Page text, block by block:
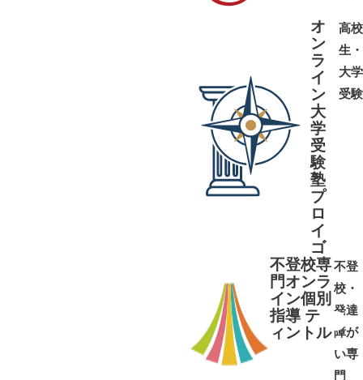
オ
ン
ラ
イ
ン
大
学
受
験
塾
プ
ロ
イ
ゴ
高校
生・
大学
受験
不登校専
門オンラ
イン個別
指導 テ
ィントル
不登
校・
発達
障が
い専
門
➜➜